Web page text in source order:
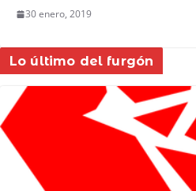
30 enero, 2019
Lo último del furgón